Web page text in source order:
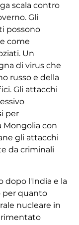
scala contro
Gli
possono
come
Un
di virus che
russo e della
Gli attacchi
per
Mongolia con
gli attacchi
da criminali
dopo l'India e la
per quanto
nucleare in